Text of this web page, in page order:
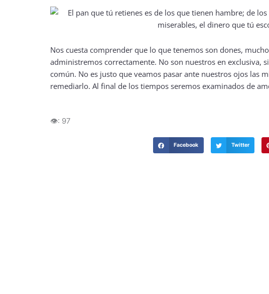
Nos cuesta comprender que lo que tenemos son dones,
administremos correctamente. No son nuestros en
común. No es justo que veamos pasar ante nuestros ojos las
remediarlo. Al final de los tiempos seremos examinados de
👁️: 97
Facebook Twitter